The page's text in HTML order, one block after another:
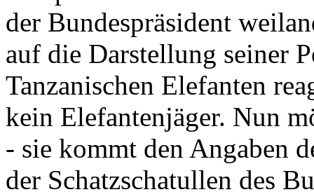
der Bundespräsident
auf die Darstellung seiner
Tanzanischen Elefanten
kein Elefantenjäger. Nun
- sie kommt den Angaben
der Schatzschatullen des